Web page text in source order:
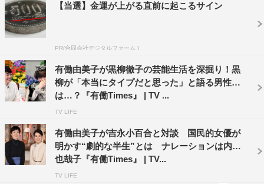
©テレビ朝日
【当選】金運が上がる直前に起こるサイン
PR(合同会社デジタルファーム )
有働由美子が黒柳徹子の芸能生活を深掘り！黒
柳が「本当にタイプだと思った」と語る男性と
は…？『有働Times』 | TV ...
TV LIFE
有働由美子が吉永小百合と対談 国民的女優が
明かす“劇的な半生”とは ナレーションは内田
也哉子『有働Times』 | TV...
TV LIFE